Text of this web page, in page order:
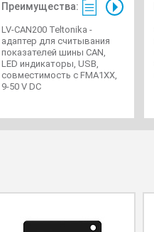
Преимущества:
LV-CAN200 Teltonika -
адаптер для считывания
показателей шины CAN,
LED индикаторы, USB,
совместимость с FMA1XX,
9-50 V DC